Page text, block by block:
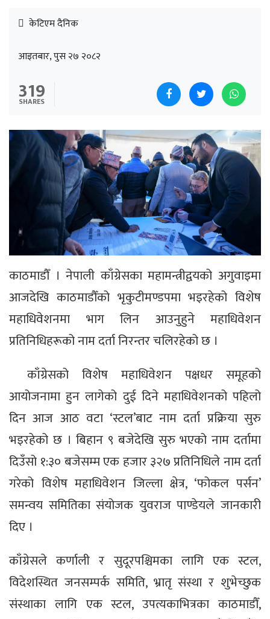
केटिएम दैनिक
आइतबार, पुस २७ २०८२
319
SHARES
काठमाडौँ । नेपाली काँग्रेसका महामन्त्रीद्वयको अगुवाइमा
आजदेखि काठमाडौँको भृकुटीमण्डपमा भइरहेको विशेष
महाधिवेशनमा भाग लिन आउनुहुने महाधिवेशन
प्रतिनिधिहरूको नाम दर्ता निरन्तर चलिरहेको छ ।
काँग्रेसको विशेष महाधिवेशन पक्षधर समूहको
आयोजनामा हुन लागेको दुई दिने महाधिवेशनको पहिलो
दिन आज आठ वटा ‘स्टल’बाट नाम दर्ता प्रक्रिया सुरु
भइरहेको छ । बिहान ९ बजेदेखि सुरु भएको नाम दर्तामा
दिउँसो १:३० बजेसम्म एक हजार ३२७ प्रतिनिधिले नाम दर्ता
गरेको विशेष महाधिवेशन जिल्ला क्षेत्र, ‘फोकल पर्सन’
समन्वय समितिका संयोजक युवराज पाण्डेयले जानकारी
दिए ।
काँग्रेसले कर्णाली र सुदूरपश्चिमका लागि एक स्टल,
विदेशस्थित जनसम्पर्क समिति, भ्रातृ संस्था र शुभेच्छुक
संस्थाका लागि एक स्टल, उपत्यकाभित्रका काठमाडौँ,